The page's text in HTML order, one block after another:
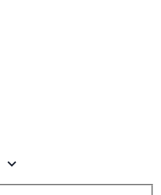
expand_more